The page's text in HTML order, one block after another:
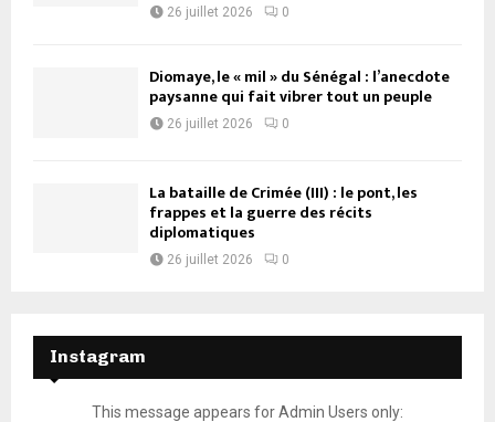
26 juillet 2026 0
Diomaye, le « mil » du Sénégal : l’anecdote
paysanne qui fait vibrer tout un peuple
26 juillet 2026 0
La bataille de Crimée (III) : le pont, les
frappes et la guerre des récits
diplomatiques
26 juillet 2026 0
Instagram
This message appears for Admin Users only: